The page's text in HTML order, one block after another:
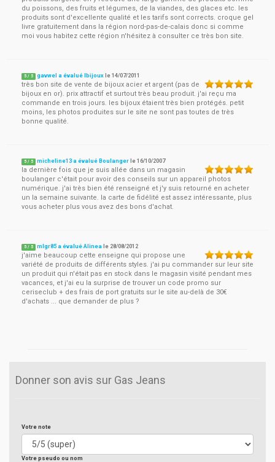
du poissons, des fruits et légumes, de la viandes, des glaces etc. les
produits sont d'excellente qualité et les tarifs sont corrects. croque gel
livre gratuitement dans la région nord-pas-de-calais donc si comme
moi vous habitez cette région n'hésitez à consulter ce très bon site.
5 / 5 gavwel a évalué Ibijoux le14/07/2011
très bon site de vente de bijoux acier et argent (pas de
bijoux en or). prix attractif et surtout très beau produit. j'ai reçu ma
commande en trois jours. les bijoux étaient très bien protégés. petit
moins, les photos produites sur le site ne sont pas toutes de très
bonne qualité.
5 / 5 micheline13 a évalué Boulanger le16/10/2007
la dernière fois que je suis allée dans un magasin
boulanger c'était pour avoir des conseils sur un appareil photos
numérique. j'ai très bien été renseigné et j'y suis retourné en acheter
un la semaine suivante. la carte de fidélité est assez intéressante, plus
vous acheter plus vous avez des bons d'achat.
5 / 5 mlgr85 a évalué Alinea le 28/08/2012
j'aime beaucoup cette enseigne qui propose une
variété de produits de différents styles. j'ai pu commander sur leur site
un produit qui n'était pas en stock dans le magasin visité pendant mes
vacances, et j'ai eu la surprise de trouver un code promo sur
ceriseclub + des frais de port gratuits sur le site au-delà de 30€
d'achats ... que demander de plus ?
Donner son avis sur Gas Jeans
Votre note
Votre pseudo ou nom